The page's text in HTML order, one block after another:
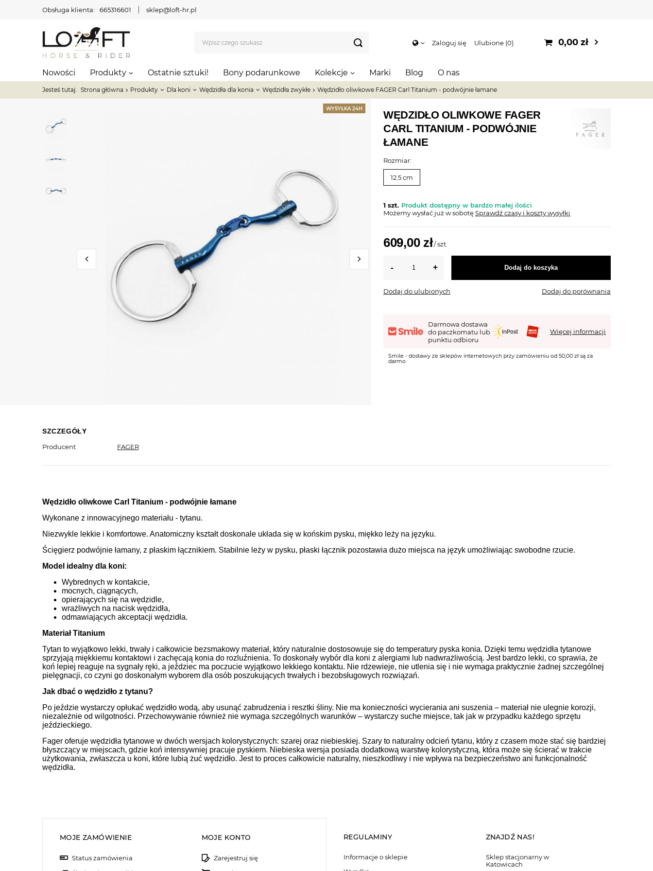
Obsługa klienta: 665316601 sklep@loft-hr.pl
Zaloguj się Ulubione 0 0,00 zł
Nowości Produkty Ostatnie sztuki! Bony podarunkowe Kolekcje Marki Blog O nas
Jesteś tutaj: Strona główna Produkty Dla koni Wędzidła dla konia Wędzidła zwykłe Wędzidło oliwkowe FAGER Carl Titanium - podwójnie łamane
WĘDZIDŁO OLIWKOWE FAGER
CARL TITANIUM - PODWÓJNIE
ŁAMANE
WYSYŁKA 24H
Rozmiar:
12.5 cm
1 szt. Produkt dostępny w bardzo małej ilości
Możemy wysłać już w sobotęSprawdź czasy i koszty wysyłki
609,00 zł/szt.
Dodaj do koszyka
Dodaj do ulubionych Dodaj do porównania
Darmowa dostawa
do paczkomatu lub
punktu odbioru
Więcej informacji
Smile - dostawy ze sklepów internetowych przy zamówieniu od 50,00 zł są za
darmo
SZCZEGÓŁY
Producent
FAGER
Wędzidło oliwkowe Carl Titanium - podwójnie łamane
Wykonane z innowacyjnego materiału - tytanu.
Niezwykle lekkie i komfortowe. Anatomiczny kształt doskonale układa się w końskim pysku, miękko leży na języku.
Ścięgierz podwójnie łamany, z płaskim łącznikiem. Stabilnie leży w pysku, płaski łącznik pozostawia dużo miejsca na język umożliwiając swobodne rzucie.
Model idealny dla koni:
Wybrednych w kontakcie,
mocnych, ciągnących,
opierających się na wędzidle,
wrażliwych na nacisk wędzidła,
odmawiających akceptacji wędzidła.
Materiał Titanium
Tytan to wyjątkowo lekki, trwały i całkowicie bezsmakowy materiał, który naturalnie dostosowuje się do temperatury pyska konia. Dzięki temu wędzidła tytanowe
sprzyjają miękkiemu kontaktowi i zachęcają konia do rozluźnienia. To doskonały wybór dla koni z alergiami lub nadwrażliwością. Jest bardzo lekki, co sprawia, że
koń lepiej reaguje na sygnały ręki, a jeździec ma poczucie wyjątkowo lekkiego kontaktu. Nie rdzewieje, nie utlenia się i nie wymaga praktycznie żadnej szczególnej
pielęgnacji, co czyni go doskonałym wyborem dla osób poszukujących trwałych i bezobsługowych rozwiązań.
Jak dbać o wędzidło z tytanu?
Po jeździe wystarczy opłukać wędzidło wodą, aby usunąć zabrudzenia i resztki śliny. Nie ma konieczności wycierania ani suszenia – materiał nie ulegnie korozji,
niezależnie od wilgotności. Przechowywanie również nie wymaga szczególnych warunków – wystarczy suche miejsce, tak jak w przypadku każdego sprzętu
jeździeckiego.
Fager oferuje wędzidła tytanowe w dwóch wersjach kolorystycznych: szarej oraz niebieskiej. Szary to naturalny odcień tytanu, który z czasem może stać się bardziej
błyszczący w miejscach, gdzie koń intensywniej pracuje pyskiem. Niebieska wersja posiada dodatkową warstwę kolorystyczną, która może się ścierać w trakcie
użytkowania, zwłaszcza u koni, które lubią żuć wędzidło. Jest to proces całkowicie naturalny, nieszkodliwy i nie wpływa na bezpieczeństwo ani funkcjonalność
wędzidła.
MOJE ZAMÓWIENIE
Status zamówienia
MOJE KONTO
Zarejestruj się
REGULAMINY
Informacje o sklepie
ZNAJDŹ NAS!
Sklep stacjonarny w
Katowicach